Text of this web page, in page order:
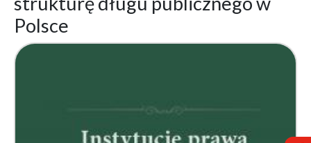
Polsce